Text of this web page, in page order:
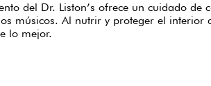
del Dr. Liston’s ofrece un cuidado
músicos. Al nutrir y proteger el
lo mejor.